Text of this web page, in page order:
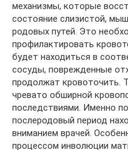
механизмы, которые
состояние слизистой,
родовых путей. Это
профилактировать
будет находиться в
сосуды, поврежденные
продолжат кровоточить.
чревато обширной
последствиями. Именно
послеродовый период
вниманием врачей.
процессом инволюции